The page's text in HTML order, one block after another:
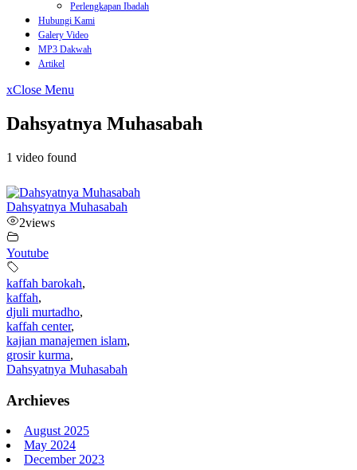
Perlengkapan Ibadah
Hubungi Kami
Galery Video
MP3 Dakwah
Artikel
xClose Menu
Dahsyatnya Muhasabah
1 video found
Dahsyatnya Muhasabah
2views
Youtube
kaffah barokah,
kaffah,
djuli murtadho,
kaffah center,
kajian manajemen islam,
grosir kurma,
Dahsyatnya Muhasabah
Archieves
August 2025
May 2024
December 2023